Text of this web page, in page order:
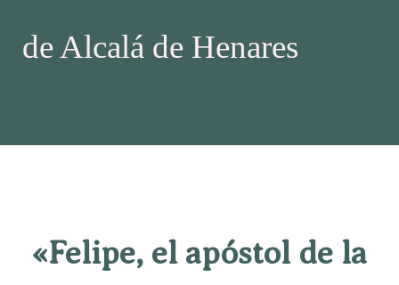
de Alcalá de Henares
«Felipe, el apóstol de la